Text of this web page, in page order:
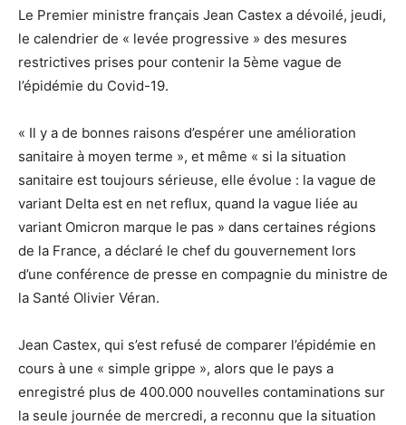
Le Premier ministre français Jean Castex a dévoilé, jeudi,
le calendrier de « levée progressive » des mesures
restrictives prises pour contenir la 5ème vague de
l’épidémie du Covid-19.
« Il y a de bonnes raisons d’espérer une amélioration
sanitaire à moyen terme », et même « si la situation
sanitaire est toujours sérieuse, elle évolue : la vague de
variant Delta est en net reflux, quand la vague liée au
variant Omicron marque le pas » dans certaines régions
de la France, a déclaré le chef du gouvernement lors
d’une conférence de presse en compagnie du ministre de
la Santé Olivier Véran.
Jean Castex, qui s’est refusé de comparer l’épidémie en
cours à une « simple grippe », alors que le pays a
enregistré plus de 400.000 nouvelles contaminations sur
la seule journée de mercredi, a reconnu que la situation